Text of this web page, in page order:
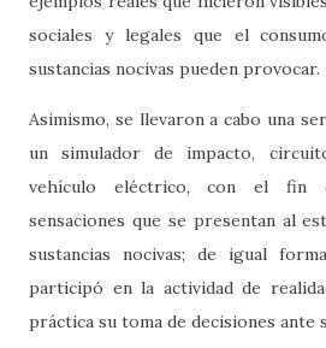
sociales y legales que el
sustancias nocivas pueden provocar.
Asimismo, se llevaron a cabo una
un simulador de impacto,
vehículo eléctrico, con el fin
sensaciones que se presentan al
sustancias nocivas; de igual
participó en la actividad de
práctica su toma de decisiones ante